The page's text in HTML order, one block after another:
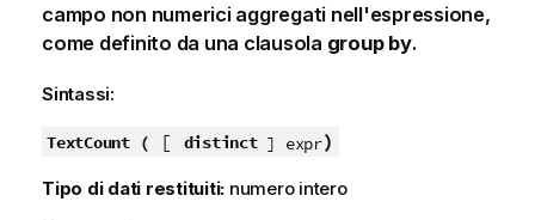
campo non numerici aggregati nell'espressione,
come definito da una clausola group by.
Sintassi:
TextCount ( [ distinct] expr)
Tipo di dati restituiti: numero intero